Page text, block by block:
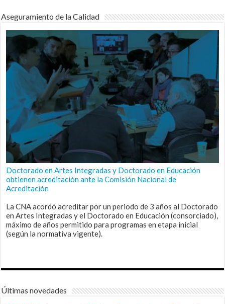
Aseguramiento de la Calidad
Doctorado en Artes Integradas y Doctorado en Educación
obtienen acreditación ante la Comisión Nacional de
Acreditación
La CNA acordó acreditar por un periodo de 3 años al Doctorado
en Artes Integradas y el Doctorado en Educación (consorciado),
máximo de años permitido para programas en etapa inicial
(según la normativa vigente).
Últimas novedades